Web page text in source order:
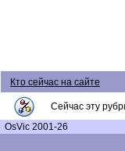
Кто сейчас на сайте
Сейчас эту
OsVic 2001-26